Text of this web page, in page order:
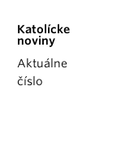
Katolícke
noviny
Aktuálne
číslo